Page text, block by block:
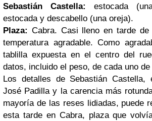
Sebastián Castella: estocada
estocada y descabello (una oreja).
Plaza: Cabra. Casi lleno en tarde
temperatura agradable. Como
tablilla expuesta en el centro del
datos, incluido el peso, de cada uno
Los detalles de Sebastián
José Padilla y la carencia más
mayoría de las reses lidiadas, puede
esta tarde en Cabra, plaza que